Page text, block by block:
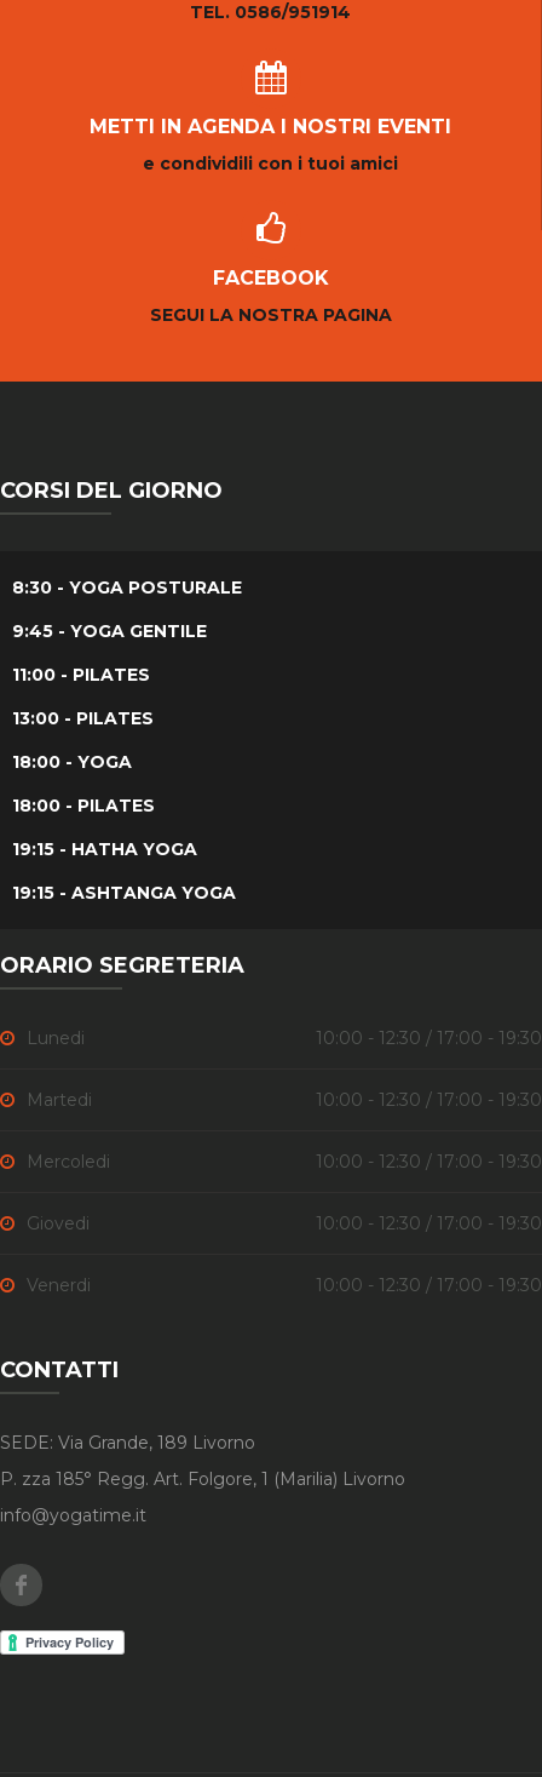
TEL. 0586/951914
METTI IN AGENDA I NOSTRI EVENTI
e condividili con i tuoi amici
FACEBOOK
SEGUI LA NOSTRA PAGINA
CORSI DEL GIORNO
8:30 - YOGA POSTURALE
9:45 - YOGA GENTILE
11:00 - PILATES
13:00 - PILATES
18:00 - YOGA
18:00 - PILATES
19:15 - HATHA YOGA
19:15 - ASHTANGA YOGA
ORARIO SEGRETERIA
Lunedi 10:00 - 12:30 / 17:00 - 19:30
Martedi 10:00 - 12:30 / 17:00 - 19:30
Mercoledi 10:00 - 12:30 / 17:00 - 19:30
Giovedi 10:00 - 12:30 / 17:00 - 19:30
Venerdi 10:00 - 12:30 / 17:00 - 19:30
CONTATTI
SEDE: Via Grande, 189 Livorno
P. zza 185° Regg. Art. Folgore, 1 (Marilia) Livorno
info@yogatime.it